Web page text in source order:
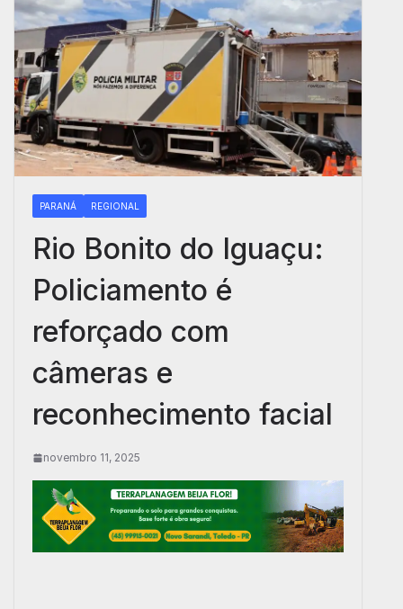
PARANÁ REGIONAL
Rio Bonito do Iguaçu:
Policiamento é
reforçado com
câmeras e
reconhecimento facial
novembro 11, 2025